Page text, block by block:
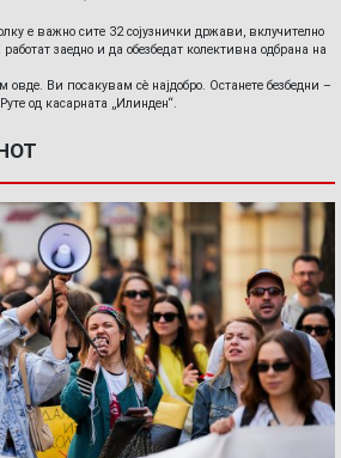
е важно сите 32 сојузнички држави, вклучително
заедно и да обезбедат колективна одбрана на
овде. Ви посакувам сè најдобро. Останете безбедни –
од касарната „Илинден“.